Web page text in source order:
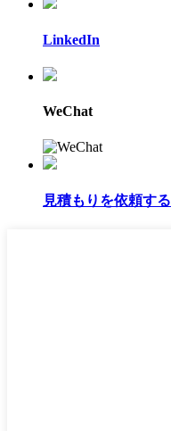
LinkedIn
WeChat
見積もりを依頼する